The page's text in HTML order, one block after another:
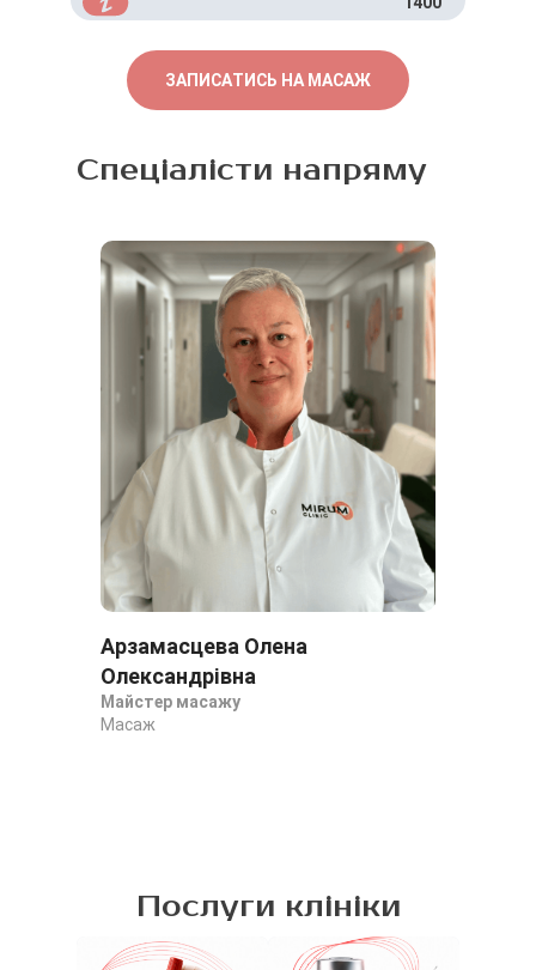
ЗАПИСАТИСЬ НА МАСАЖ
Спеціалісти напряму
Арзамасцева Олена
Олександрівна
Майстер масажу
Масаж
Послуги клініки